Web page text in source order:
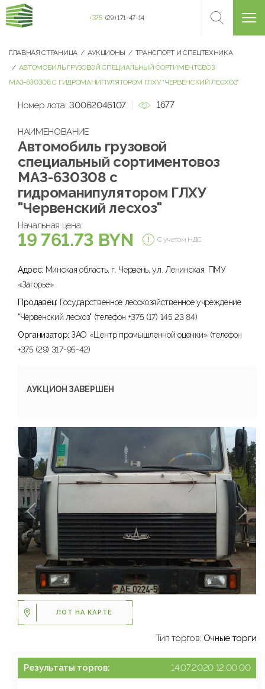
+375 (29) 171-47-14
ГЛАВНАЯ СТРАНИЦА АУКЦИОНЫ
ТРАНСПОРТ И СПЕЦТЕХНИКА
АВТОМОБИЛЬ ГРУЗОВОЙ СПЕЦИАЛЬНЫЙ СОРТИМЕНТОВОЗ
МАЗ-630308 С ГИДРОМАНИПУЛЯТОРОМ ГЛХУ "ЧЕРВЕНСКИЙ ЛЕСХОЗ"
ЛОТ НА КАРТЕ
Номер лота: 30062046107 1677
НАИМЕНОВАНИЕ
Автомобиль грузовой
специальный сортиментовоз
МАЗ-630308 с
гидроманипулятором ГЛХУ
"Червенский лесхоз"
Начальная цена:
19 761.73 BYN С учетом НДС
Адрес: Минская область, г. Червень, ул. Ленинская, ПМУ
«Загорье»
Продавец: Государственное лесохозяйственное учреждение
"Червенский лесхоз" (телефон +375 (17) 145 23 84)
Организатор: ЗАО «Центр промышленной оценки» (телефон
+375 (29) 317-95-42)
АУКЦИОН ЗАВЕРШЕН
Тип торгов: Очные торги
Результаты торгов: 14.07.2020 12:00:00